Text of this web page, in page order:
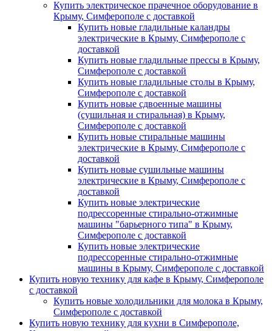
Купить электрическое прачечное оборудование в
Крыму, Симферополе с доставкой
Купить новые гладильные каландры
электрические в Крыму, Симферополе с
доставкой
Купить новые гладильные прессы в Крыму,
Симферополе с доставкой
Купить новые гладильные столы в Крыму,
Симферополе с доставкой
Купить новые сдвоенные машины
(сушильная и стиральная) в Крыму,
Симферополе с доставкой
Купить новые стиральные машины
электрические в Крыму, Симферополе с
доставкой
Купить новые сушильные машины
электрические в Крыму, Симферополе с
доставкой
Купить новые электрические
подрессоренные стирально-отжимные
машины "барьерного типа" в Крыму,
Симферополе с доставкой
Купить новые электрические
подрессоренные стирально-отжимные
машины в Крыму, Симферополе с доставкой
Купить новую технику для кафе в Крыму, Симферополе
с доставкой
Купить новые холодильники для молока в Крыму,
Симферополе с доставкой
Купить новую технику для кухни в Симферополе,